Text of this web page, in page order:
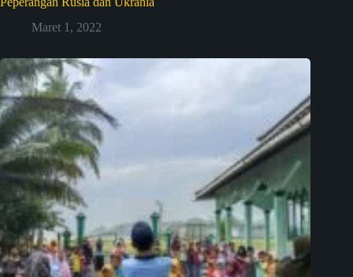
Maret 1, 2022